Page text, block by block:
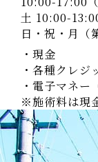
土 10:00-
日・祝・月（
・現金
・各種クレジ
・電子マネ
※施術料は現